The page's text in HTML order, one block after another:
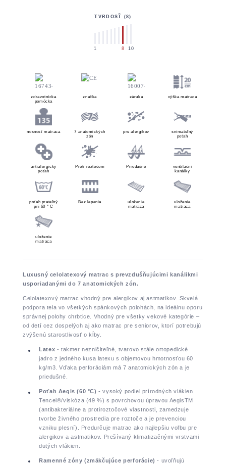
TVRDOSŤ (8)
zdravotnícka
pomôcka
značka záruka výška matraca
nosnosť matraca
7 anatomických
zón
pre alergikov
snímateľný
poťah
antialergický
poťah
Proti roztočom Priedušné
ventilační
kanálky
poťah prateľný
pri 60 ° C
Bez lepenia
uloženie
matraca
uloženie
matraca
uloženie
matraca
Luxusný celolatexový matrac s prevzdušňujúcimi kanálikmi
usporiadanými do 7 anatomických zón.
Celolatexový matrac vhodný pre alergikov aj astmatikov. Skvelá
podpora tela vo všetkých spánkových polohách, na ideálnu oporu
správnej polohy chrbtice. Vhodný pre všetky vekové kategórie –
od detí cez dospelých aj ako matrac pre seniorov, ktorí potrebujú
zvýšenú starostlivosť o kĺby.
Latex - takmer nezničiteľné, tvarovo stále ortopedické
jadro z jedného kusa latexu s objemovou hmotnosťou 60
kg/m3. Vďaka perforáciám má 7 anatomických zón a je
priedušné.
Poťah Aegis (60 °C) - vysoký podiel prírodných vlákien
Tencel®/viskóza (49 %) s povrchovou úpravou AegisTM
(antibakteriálne a protiroztočové vlastnosti, zamedzuje
tvorbe živného prostredia pre roztoče a je prevenciou
vzniku plesní). Predurčuje matrac ako najlepšiu voľbu pre
alergikov a astmatikov. Prešívaný klimatizačnými vrstvami
dutých vlákien.
Ramenné zóny (zmäkčujúce perforácie) - uvoľňujú